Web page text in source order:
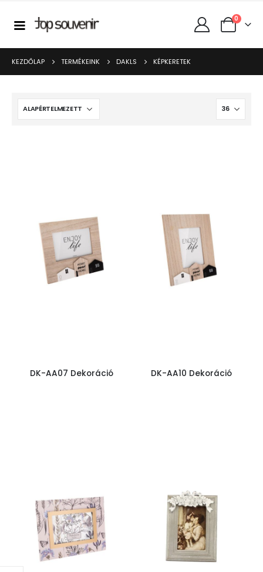
0
KEZDŐLAP TERMÉKEINK DAKLS KÉPKERETEK
DK-AA07 Dekoráció DK-AA10 Dekoráció